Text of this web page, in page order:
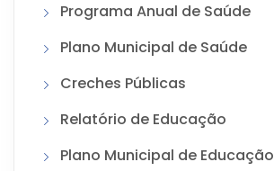
Programa Anual de Saúde
Plano Municipal de Saúde
Creches Públicas
Relatório de Educação
Plano Municipal de Educação